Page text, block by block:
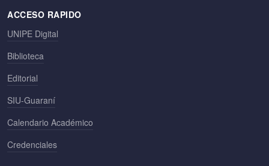
ACCESO RAPIDO
UNIPE Digital
Biblioteca
Editorial
SIU-Guaraní
Calendario Académico
Credenciales